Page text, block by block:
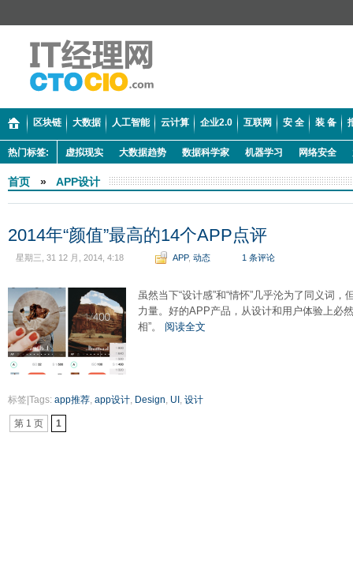
区块链 大数据 人工智能 云计算 企业2.0 互联网 安 全 装 备
热门标签: 虚拟现实 大数据趋势 数据科学家 机器学习 网络安全
首页 » APP设计
2014年“颜值”最高的14个APP点评
星期三, 31 12 月, 2014, 4:18 APP, 动态 1 条评论
虽然当下“设计感”和“情怀”几乎沦为了同义词
力量。好的APP产品，从设计和用户体验上必
相”。 阅读全文
标签|Tags: app推荐, app设计, Design, UI , 设计
第 1 页 1